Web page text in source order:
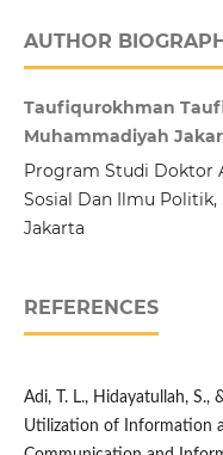
AUTHOR
Taufiqurokhman
Muhammadiyah
Program Studi Doktor
Sosial Dan Ilmu
Jakarta
REFERENCES
Adi, T. L., Hidayatullah, S.,
Utilization of Information